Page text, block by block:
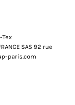
SAS 92 rue
paris.com